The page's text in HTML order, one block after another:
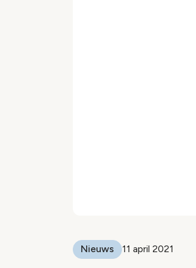
Nieuws 11 april 2021